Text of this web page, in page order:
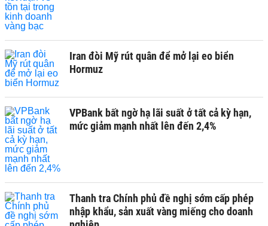
Iran đòi Mỹ rút quân để mở lại eo biển
Hormuz
VPBank bất ngờ hạ lãi suất ở tất cả kỳ hạn,
mức giảm mạnh nhất lên đến 2,4%
Thanh tra Chính phủ đề nghị sớm cấp phép
nhập khẩu, sản xuất vàng miếng cho doanh